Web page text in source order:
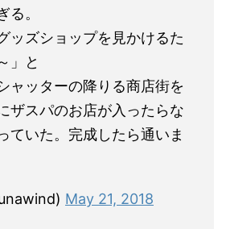
る。
ッズショップを見かけるた
」と
ャッターの降りる商店街を
ザスパのお店が入ったらな
ていた。完成したら通いま
May 21, 2018